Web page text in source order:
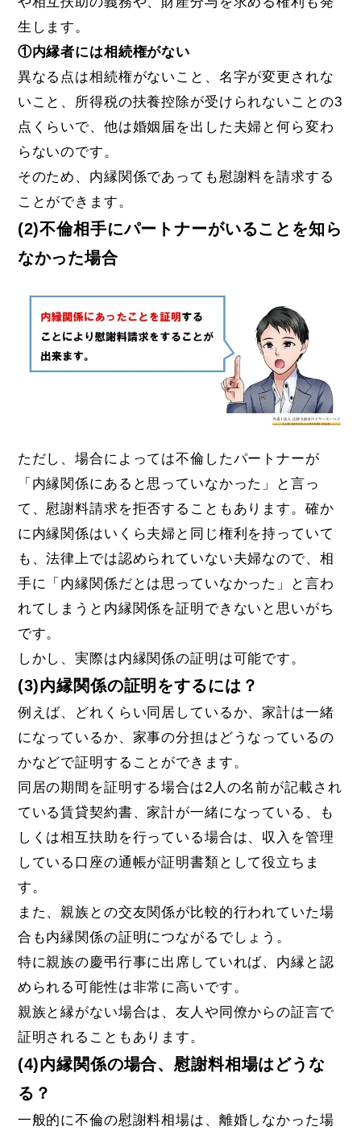
生します。
①内縁者には相続権がない
異なる点は相続権がないこと、名字が変更されな
いこと、所得税の扶養控除が受けられないことの3
点くらいで、他は婚姻届を出した夫婦と何ら変わ
らないのです。
そのため、内縁関係であっても慰謝料を請求する
ことができます。
(2)不倫相手にパートナーがいることを知ら
なかった場合
ただし、場合によっては不倫したパートナーが
「内縁関係にあると思っていなかった」と言っ
て、慰謝料請求を拒否することもあります。確か
に内縁関係はいくら夫婦と同じ権利を持っていて
も、法律上では認められていない夫婦なので、相
手に「内縁関係だとは思っていなかった」と言わ
れてしまうと内縁関係を証明できないと思いがち
です。
しかし、実際は内縁関係の証明は可能です。
(3)内縁関係の証明をするには？
例えば、どれくらい同居しているか、家計は一緒
になっているか、家事の分担はどうなっているの
かなどで証明することができます。
同居の期間を証明する場合は2人の名前が記載され
ている賃貸契約書、家計が一緒になっている、も
しくは相互扶助を行っている場合は、収入を管理
している口座の通帳が証明書類として役立ちま
す。
また、親族との交友関係が比較的行われていた場
合も内縁関係の証明につながるでしょう。
特に親族の慶弔行事に出席していれば、内縁と認
められる可能性は非常に高いです。
親族と縁がない場合は、友人や同僚からの証言で
証明されることもあります。
(4)内縁関係の場合、慰謝料相場はどうな
る？
一般的に不倫の慰謝料相場は、離婚しなかった場